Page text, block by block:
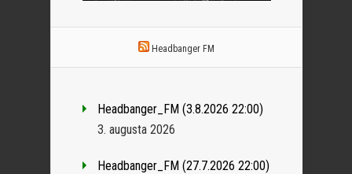
Headbanger FM
Headbanger_FM (3.8.2026 22:00)
3. augusta 2026
Headbanger_FM (27.7.2026 22:00)